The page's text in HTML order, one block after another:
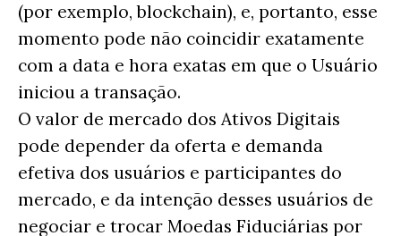
(por exemplo, blockchain), e, portanto, esse
momento pode não coincidir exatamente
com a data e hora exatas em que o Usuário
iniciou a transação.
O valor de mercado dos Ativos Digitais
pode depender da oferta e demanda
efetiva dos usuários e participantes do
mercado, e da intenção desses usuários de
negociar e trocar Moedas Fiduciárias por